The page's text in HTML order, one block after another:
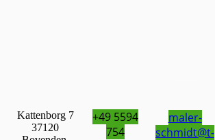
Kattenborg 7
37120
+49 5594
754
maler-
schmidt@t-